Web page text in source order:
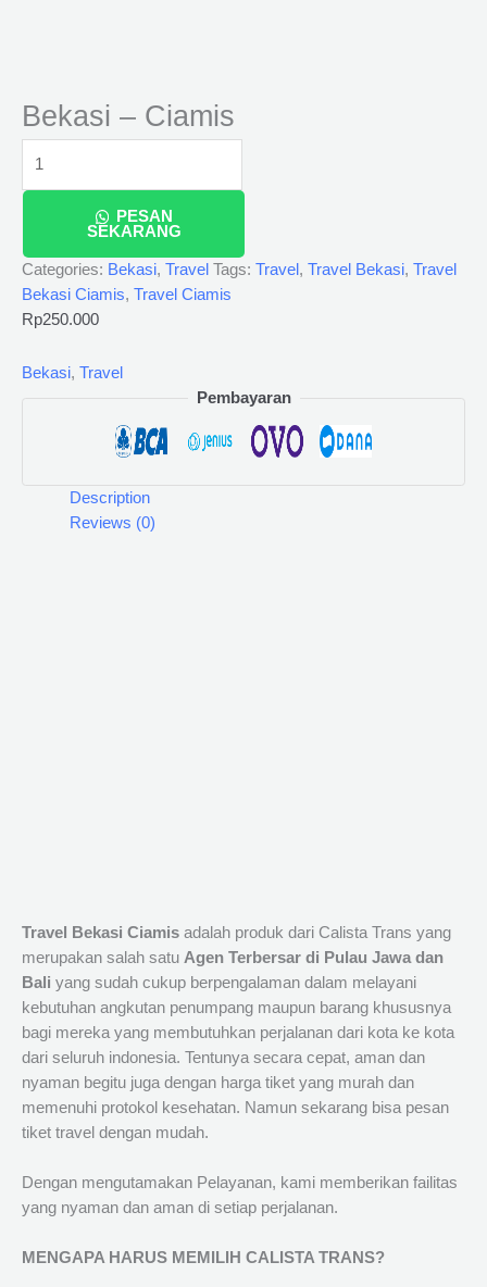
Bekasi – Ciamis
PESAN
SEKARANG
Categories: Bekasi, Travel Tags: Travel , Travel Bekasi, Travel
Bekasi Ciamis, Travel Ciamis
Rp250.000
Bekasi, Travel
Pembayaran
Description
Reviews (0)
Travel Bekasi Ciamis adalah produk dari Calista Trans yang
merupakan salah satu Agen Terbersar di Pulau Jawa dan
Bali yang sudah cukup berpengalaman dalam melayani
kebutuhan angkutan penumpang maupun barang khususnya
bagi mereka yang membutuhkan perjalanan dari kota ke kota
dari seluruh indonesia. Tentunya secara cepat, aman dan
nyaman begitu juga dengan harga tiket yang murah dan
memenuhi protokol kesehatan. Namun sekarang bisa pesan
tiket travel dengan mudah.
Dengan mengutamakan Pelayanan, kami memberikan failitas
yang nyaman dan aman di setiap perjalanan.
MENGAPA HARUS MEMILIH CALISTA TRANS?